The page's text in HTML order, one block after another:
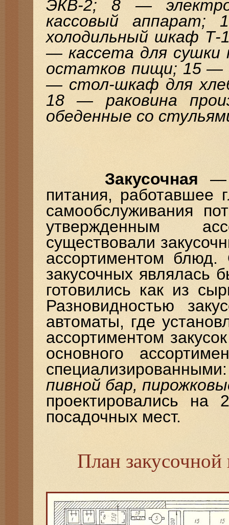
ЭКВ-2; 8 —
кассовый
холодильный шкаф Т-
— кассета для сушки
остатков пищи; 15 —
— стол-шкаф для
18 — раковина
обеденные со
Закусочная —
питания, работавшее
самообслуживания
утвержденным
существовали
ассортиментом блюд.
закусочных являлась
готовились как из
Разновидностью
автоматы, где
ассортиментом
основного
пивной бар,
проектировались
посадочных мест.
План